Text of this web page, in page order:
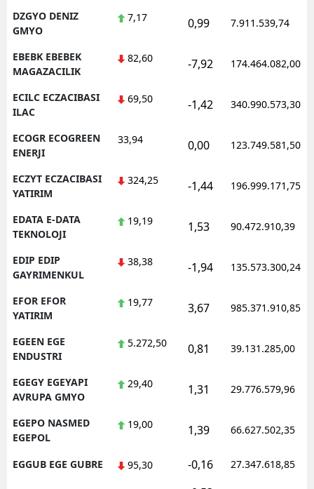
DZGYO DENIZ
GMYO
7,17 0,99 7.911.539,74
EBEBK EBEBEK
MAGAZACILIK
82,60 -7,92 174.464.082,00
ECILC ECZACIBASI
ILAC
69,50 -1,42 340.990.573,30
ECOGR ECOGREEN
ENERJI
33,94 0,00 123.749.581,50
ECZYT ECZACIBASI
YATIRIM
324,25 -1,44 196.999.171,75
EDATA E-DATA
TEKNOLOJI
19,19 1,53 90.472.910,39
EDIP EDIP
GAYRIMENKUL
38,38 -1,94 135.573.300,24
EFOR EFOR
YATIRIM
19,77 3,67 985.371.910,85
EGEEN EGE
ENDUSTRI
5.272,50 0,81 39.131.285,00
EGEGY EGEYAPI
AVRUPA GMYO
29,40 1,31 29.776.579,96
EGEPO NASMED
EGEPOL
19,00 1,39 66.627.502,35
EGGUB EGE GUBRE 95,30 -0,16 27.347.618,85